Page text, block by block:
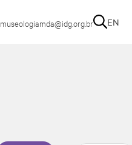
museologiamda@idg.org.br EN